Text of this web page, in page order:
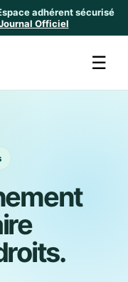
adhérent sécurisé
Officiel
☰